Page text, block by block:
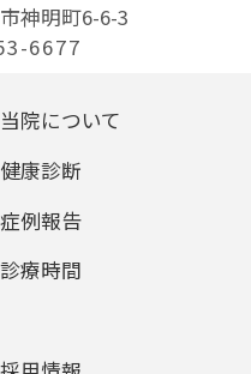
神明町6-6-3
6677
当院について
健康診断
症例報告
診療時間